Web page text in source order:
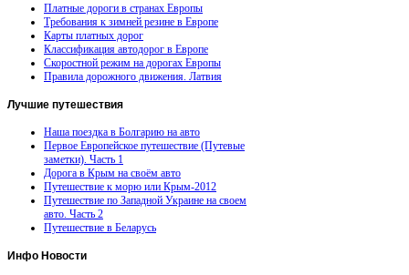
Платные дороги в странах Европы
Требования к зимней резине в Европе
Карты платных дорог
Классификация автодорог в Европе
Скоростной режим на дорогах Европы
Правила дорожного движения. Латвия
Лучшие путешествия
Наша поездка в Болгарию на авто
Первое Европейское путешествие (Путевые
заметки). Часть 1
Дорога в Крым на своём авто
Путешествие к морю или Крым-2012
Путешествие по Западной Украине на своем
авто. Часть 2
Путешествие в Беларусь
Инфо Новости